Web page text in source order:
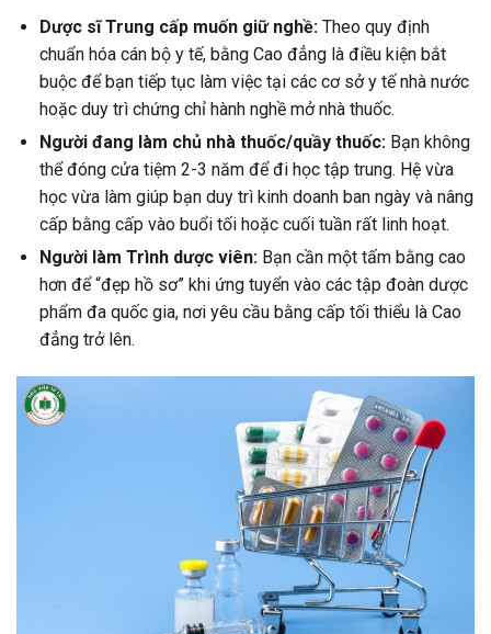
Dược sĩ Trung cấp muốn giữ nghề:Theo quy định
chuẩn hóa cán bộ y tế, bằng Cao đẳng là điều kiện bắt
buộc để bạn tiếp tục làm việc tại các cơ sở y tế nhà nước
hoặc duy trì chứng chỉ hành nghề mở nhà thuốc.
Người đang làm chủ nhà thuốc/quầy thuốc:Bạn không
thể đóng cửa tiệm 2-3 năm để đi học tập trung. Hệ vừa
học vừa làm giúp bạn duy trì kinh doanh ban ngày và nâng
cấp bằng cấp vào buổi tối hoặc cuối tuần rất linh hoạt.
Người làm Trình dược viên:Bạn cần một tấm bằng cao
hơn để “đẹp hồ sơ” khi ứng tuyển vào các tập đoàn dược
phẩm đa quốc gia, nơi yêu cầu bằng cấp tối thiểu là Cao
đẳng trở lên.